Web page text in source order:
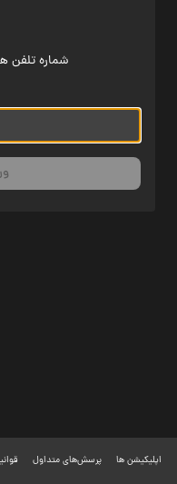
شماره تلفن
اپلیکیشن ها پرسش‌های متداول